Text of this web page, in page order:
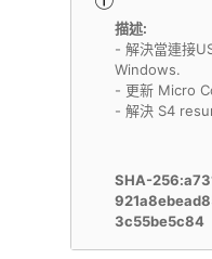
描述:
- 解決當連接
Windows.
- 更新 Micro
- 解決 S4
SHA-
3c55be5c84